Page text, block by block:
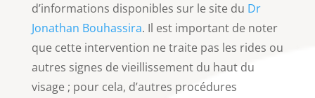
d’informations disponibles sur le site du Dr
Jonathan Bouhassira. Il est important de noter
que cette intervention ne traite pas les rides ou
autres signes de vieillissement du haut du
visage ; pour cela, d’autres procédures